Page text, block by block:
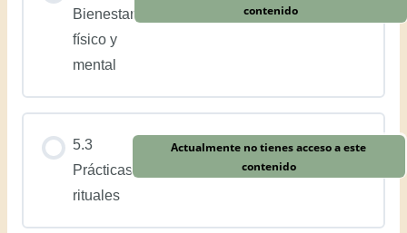
Bienestar
físico y
mental
contenido
5.3
Prácticas
rituales
Actualmente no tienes acceso a este
contenido